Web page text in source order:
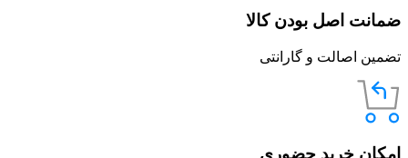
ضمانت اصل بودن کالا
تضمین اصالت و گارانتی
امکان خرید حضوری